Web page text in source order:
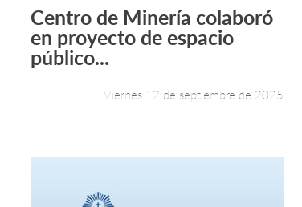
Leer más +
Centro de Minería colaboró
en proyecto de espacio
público...
Viernes 12 de septiembre de 2025